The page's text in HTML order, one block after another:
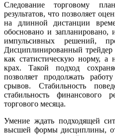
Следование торговому
результатов, что позволяет
на длинной дистанции
обосновано и запланировано,
импульсивных решений,
Дисциплинированный
как статистическую норму,
крах. Такой подход
позволяет продолжать
срывов. Стабильность
стабильность финансового
торгового месяца.
Умение ждать подходящей
высшей формы дисциплины,